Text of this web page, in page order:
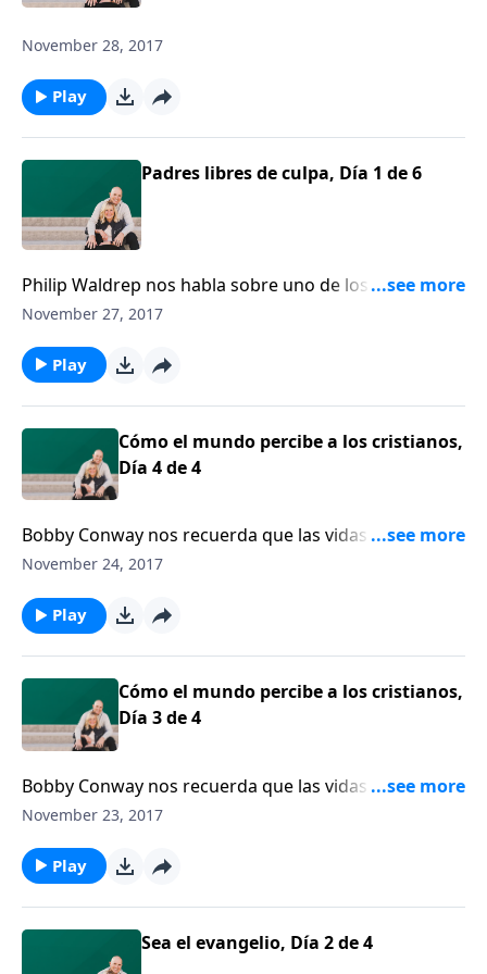
November 28, 2017
Play
Padres libres de culpa, Día 1 de 6
Philip Waldrep nos habla sobre uno de los dolores
más grandes que un padre cristiano puede enfrentar
November 27, 2017
Play
Cómo el mundo percibe a los cristianos,
Día 4 de 4
Bobby Conway nos recuerda que las vidas de los
cristianos deben reflejar el corazón de Cristo, y eso
amor unos con otros.
November 24, 2017
Play
Cómo el mundo percibe a los cristianos,
Día 3 de 4
Bobby Conway nos recuerda que las vidas de los
cristianos deben reflejar el corazón de Cristo, y eso
amor unos con otros.
November 23, 2017
Play
Sea el evangelio, Día 2 de 4